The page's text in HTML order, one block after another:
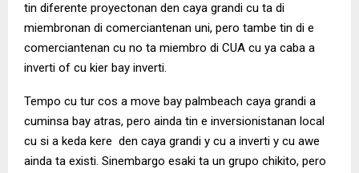
tin diferente proyectonan den caya grandi cu ta di
miembronan di comerciantenan uni, pero tambe tin di e
comerciantenan cu no ta miembro di CUA cu ya caba a
inverti of cu kier bay inverti.
Tempo cu tur cos a move bay palmbeach caya grandi a
cuminsa bay atras, pero ainda tin e inversionistanan local
cu si a keda kere den caya grandi y cu a inverti y cu awe
ainda ta existi. Sinembargo esaki ta un grupo chikito, pero